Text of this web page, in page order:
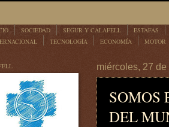
SOCIEDAD SEGUR Y CALAFELL ESTAFAS
TECNOLOGÍA ECONOMÍA MOTOR
miércoles, 27
SOMOS
DEL